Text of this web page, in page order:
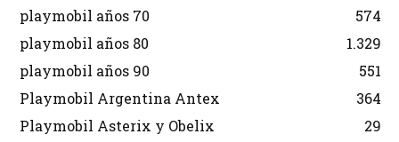
playmobil años 70
574
playmobil años 80
1.329
playmobil años 90
551
Playmobil Argentina Antex
364
Playmobil Asterix y Obelix
29